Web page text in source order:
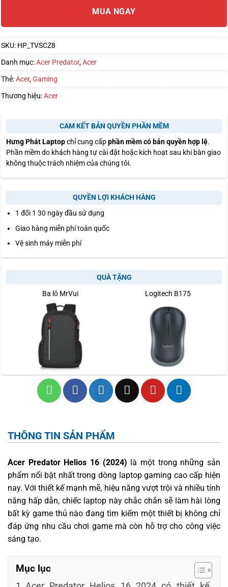
MUA NGAY
SKU: HP_TVSCZ8
Danh mục:Acer Predator,Acer
Thẻ:Acer,Gaming
Thương hiệu:Acer
CAM KẾT BẢN QUYỀN PHẦN MỀM
Hưng Phát Laptopchỉ cung cấpphần mềm có bản quyền hợp lệ.
Phần mềm do khách hàng tự cài đặt hoặc kích hoạt sau khi bàn giao
không thuộc trách nhiệm của chúng tôi.
QUYỀN LỢI KHÁCH HÀNG
1 đổi 1 30 ngày đầu sử dụng
Giao hàng miễn phí toàn quốc
Vệ sinh máy miễn phí
QUÀ TẶNG
Ba lô MrVui Logitech B175
THÔNG TIN SẢN PHẨM
Acer Predator Helios 16 (2024) là một trong những sản
phẩm nổi bật nhất trong dòng laptop gaming cao cấp hiện
nay. Với thiết kế mạnh mẽ, hiệu năng vượt trội và nhiều tính
năng hấp dẫn, chiếc laptop này chắc chắn sẽ làm hài lòng
bất kỳ game thủ nào đang tìm kiếm một thiết bị không chỉ
đáp ứng nhu cầu chơi game mà còn hỗ trợ cho công việc
sáng tạo.
Mục lục